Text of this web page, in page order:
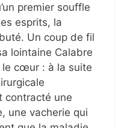
premier souffle
esprits, la
Un coup de fil
lointaine Calabre
cœur : à la suite
contracté une
une vacherie qui